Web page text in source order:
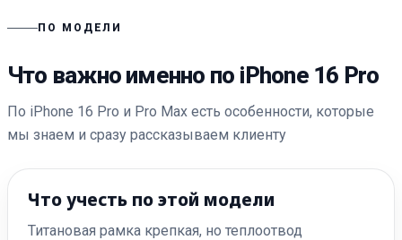
ПО МОДЕЛИ
Что важно именно по iPhone 16 Pro
По iPhone 16 Pro и Pro Max есть особенности, которые
мы знаем и сразу рассказываем клиенту
Что учесть по этой модели
Титановая рамка крепкая, но теплоотвод